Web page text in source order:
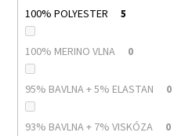
100% POLYESTER 5
100% MERINO VLNA 0
95% BAVLNA + 5% ELASTAN 0
93% BAVLNA + 7% VISKÓZA 0